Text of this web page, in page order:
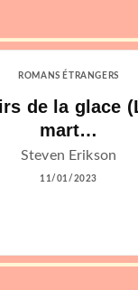
ROMANS ÉTRANGERS
de la glace
mart…
Steven Erikson
11/01/2023